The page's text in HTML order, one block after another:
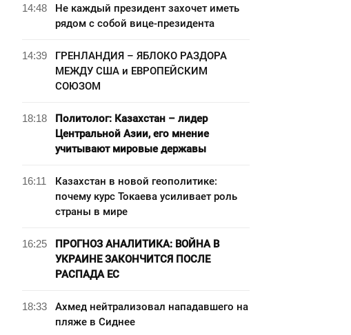
14:48
Не каждый президент захочет иметь
рядом с собой вице-президента
14:39
ГРЕНЛАНДИЯ – ЯБЛОКО РАЗДОРА
МЕЖДУ США и ЕВРОПЕЙСКИМ
СОЮЗОМ
18:18
Политолог: Казахстан – лидер
Центральной Азии, его мнение
учитывают мировые державы
16:11
Казахстан в новой геополитике:
почему курс Токаева усиливает роль
страны в мире
16:25
ПРОГНОЗ АНАЛИТИКА: ВОЙНА В
УКРАИНЕ ЗАКОНЧИТСЯ ПОСЛЕ
РАСПАДА ЕС
18:33
Ахмед нейтрализовал нападавшего на
пляже в Сиднее